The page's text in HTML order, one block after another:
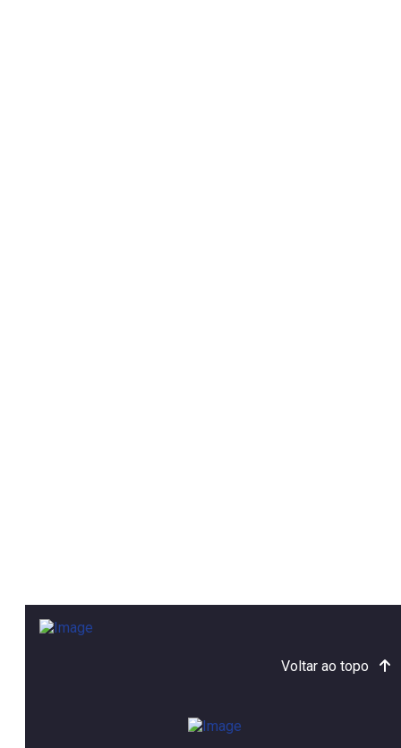
Voltar ao topo